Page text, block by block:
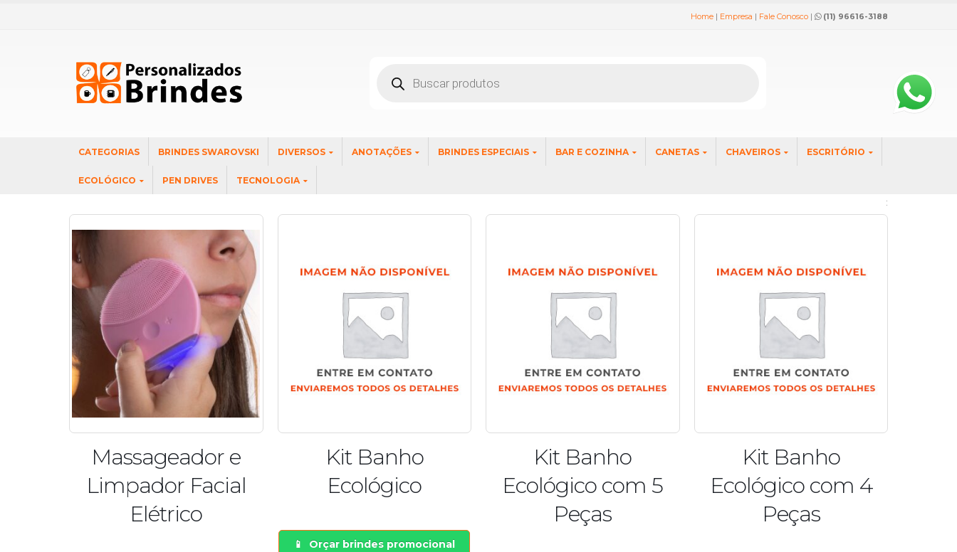
Home | Empresa | Fale Conosco | (11) 96616-3188
produtos
CATEGORIAS BRINDES SWAROVSKI DIVERSOS ANOTAÇÕES BRINDES ESPECIAIS BAR E COZINHA CANETAS CHAVEIROS ESCRITÓRIO
ECOLÓGICO PEN DRIVES TECNOLOGIA
:
Massageador e
Limpador Facial
Elétrico
Kit Banho
Ecológico
Orçar brindes promocional
Kit Banho
Ecológico com 5
Peças
Kit Banho
Ecológico com 4
Peças